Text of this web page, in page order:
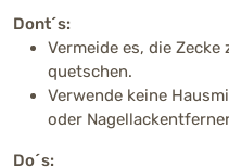
Dont´s:
Vermeide es, die
quetschen.
Verwende keine
oder
Do´s: